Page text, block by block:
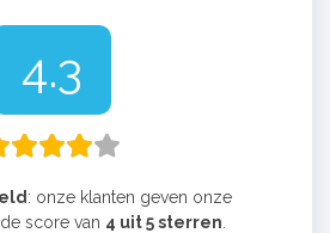
4.3
: onze klanten geven onze
score van 4 uit 5 sterren